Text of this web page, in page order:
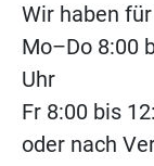
Wir haben
Mo–Do 8:00
Uhr
Fr 8:00 bis
oder nach